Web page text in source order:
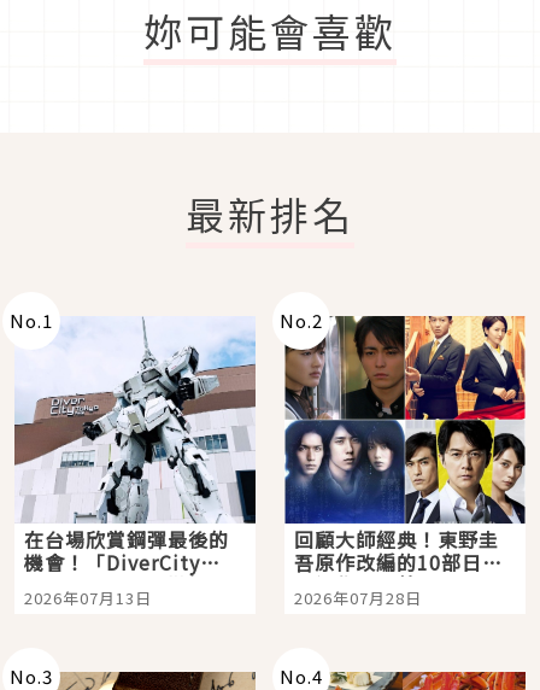
妳可能會喜歡
最新排名
No.1
在台場欣賞鋼彈最後的
機會！「DiverCity
Tokyo Plaza」搭船、
購物、美食及夜景，一
2026年07月13日
No.2
回顧大師經典！東野圭
吾原作改編的10部日本
影視作品推薦
2026年07月28日
No.3 No.4